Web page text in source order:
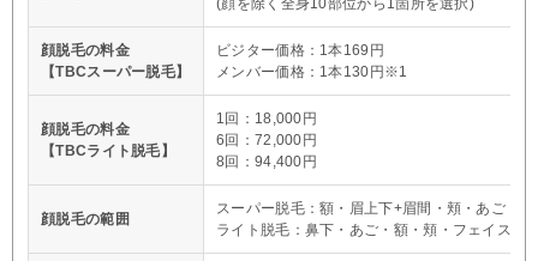
(顔を除く全身10部位から1箇所を選択)
顔脱毛の料金
【TBCスーパー脱毛】
ビジター価格：1本169円
メンバー価格：1本130円※1
顔脱毛の料金
【TBCライト脱毛】
1回：18,000円
6回：72,000円
8回：94,400円
顔脱毛の範囲
スーパー脱毛：額・眉上下+眉間・頬・あご・
ライト脱毛：鼻下・あご・額・頬・フェイスラ